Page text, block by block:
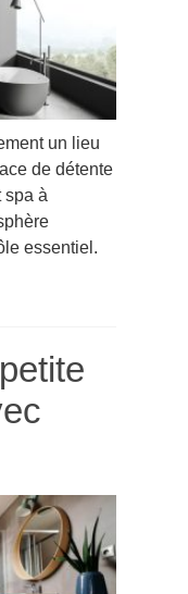
un lieu
de détente
spa à
essentiel.